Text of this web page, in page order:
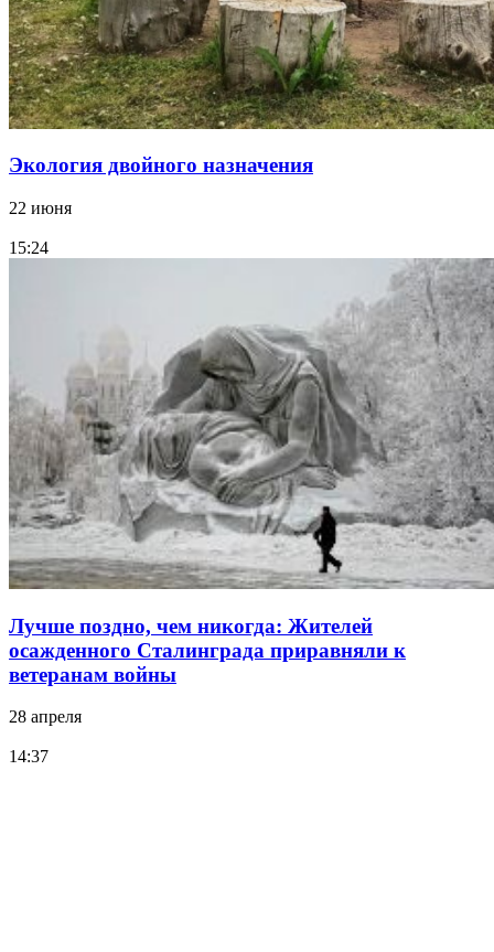
Экология двойного назначения
22 июня
15:24
Лучше поздно, чем никогда: Жителей
осажденного Сталинграда приравняли к
ветеранам войны
28 апреля
14:37